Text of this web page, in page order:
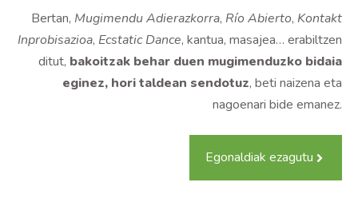
Bertan, Mugimendu Adierazkorra, Río Abierto, Kontakt
Inprobisazioa, Ecstatic Dance, kantua, masajea… erabiltzen
ditut, bakoitzak behar duen mugimenduzko bidaia
eginez, hori taldean sendotuz, beti naizena eta
nagoenari bide emanez.
Egonaldiak ezagutu